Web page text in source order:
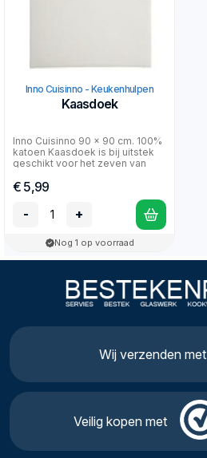
Inno Cuisinno - Keukenhulpen
Kaasdoek
Inno Cuisinno 90 x 90 cm. 100%
katoen Kaasdoek is bij uitstek
geschikt voor het zeven van
€ 5,99
-
+
Nog 1 op voorraad
Wij verzenden met
Veilig kopen met